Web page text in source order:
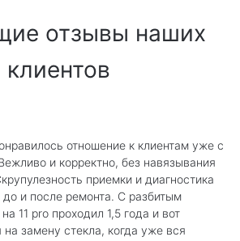
отзывы наших
клиентов
отношение к клиентам уже с
и корректно, без навязывания
приемки и диагностика
до и после ремонта. С разбитым
11 pro проходил 1,5 года и вот
на замену стекла, когда уже вся